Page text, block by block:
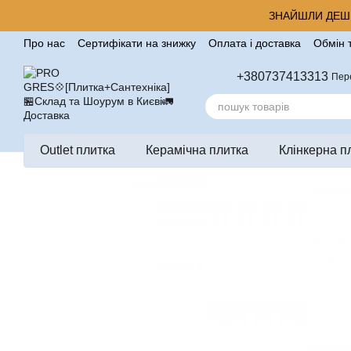
ЗНАЙШЛИ
Про нас Сертифікати на знижку Оплата і доставка
Обмін
+380737413313
Outlet плитка Керамічна плитка Клінкерна